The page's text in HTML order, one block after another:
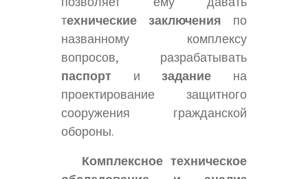
технические заключения по
названному комплексу
вопросов, разрабатывать
паспорт изадание на
проектирование защитного
сооружения гражданской
обороны.
Комплексное техническое